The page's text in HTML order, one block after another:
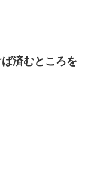
済むところを